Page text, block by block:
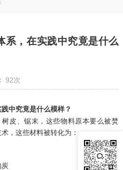
系，在实践中究竟是什么
92次
中究竟是什么模样？
皮、锯末，这些物料原本要么被焚
，这些材料被转化为：
炭